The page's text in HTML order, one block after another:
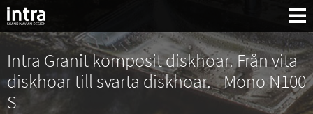
Intra Granit komposit diskhoar. Från vita
diskhoar till svarta diskhoar. - Mono N100
S